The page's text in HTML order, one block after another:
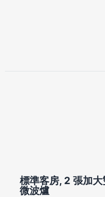
標準客房, 2 張加
微波爐